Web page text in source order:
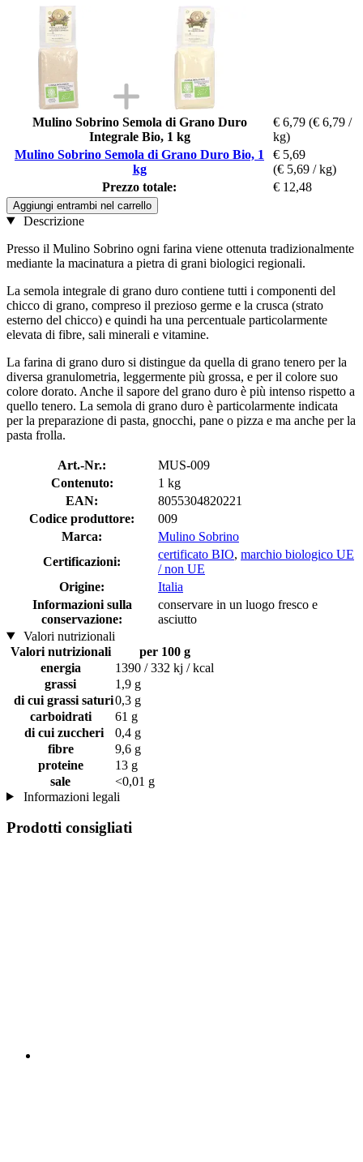
Mulino Sobrino Semola di Grano Duro
Integrale Bio, 1 kg
€ 6,79 (€ 6,79 /
kg)
Mulino Sobrino Semola di Grano Duro Bio, 1
kg
€ 5,69
(€ 5,69 / kg)
Prezzo totale:
€ 12,48
Aggiungi entrambi nel carrello
Descrizione
Presso il Mulino Sobrino ogni farina viene ottenuta tradizionalmente
mediante la macinatura a pietra di grani biologici regionali.
La semola integrale di grano duro contiene tutti i componenti del
chicco di grano, compreso il prezioso germe e la crusca (strato
esterno del chicco) e quindi ha una percentuale particolarmente
elevata di fibre, sali minerali e vitamine.
La farina di grano duro si distingue da quella di grano tenero per la
diversa granulometria, leggermente più grossa, e per il colore suo
colore dorato. Anche il sapore del grano duro è più intenso rispetto a
quello tenero. La semola di grano duro è particolarmente indicata
per la preparazione di pasta, gnocchi, pane o pizza e ma anche per la
pasta frolla.
Art.-Nr.:
MUS-009
Contenuto:
1 kg
EAN:
8055304820221
Codice produttore:
009
Marca:
Mulino Sobrino
Certificazioni:
certificato BIO, marchio biologico UE
/ non UE
Origine:
Italia
Informazioni sulla
conservazione:
conservare in un luogo fresco e
asciutto
Valori nutrizionali
Valori nutrizionali
per 100 g
energia
1390 / 332 kj / kcal
grassi
1,9 g
di cui grassi saturi0,3 g
carboidrati
61 g
di cui zuccheri
0,4 g
fibre
9,6 g
proteine
13 g
sale
<0,01 g
Informazioni legali
Prodotti consigliati